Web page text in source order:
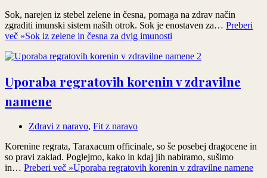
Sok, narejen iz stebel zelene in česna, pomaga na zdrav način
zgraditi imunski sistem naših otrok. Sok je enostaven za… Preberi
več »Sok iz zelene in česna za dvig imunosti
Uporaba regratovih korenin v zdravilne
namene
Zdravi z naravo, Fit z naravo
Korenine regrata, Taraxacum officinale, so še posebej dragocene in
so pravi zaklad. Poglejmo, kako in kdaj jih nabiramo, sušimo
in… Preberi več »Uporaba regratovih korenin v zdravilne namene